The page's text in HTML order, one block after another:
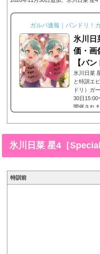
ガルパ速報｜バンドリ！
氷川日
価・画
【バ
氷川日菜
と特訓エ
ドリ）ガ
30日15:00
開催され
トルジェ
大可能■特
(ひかわひ
氷川日菜 星4［
特訓前